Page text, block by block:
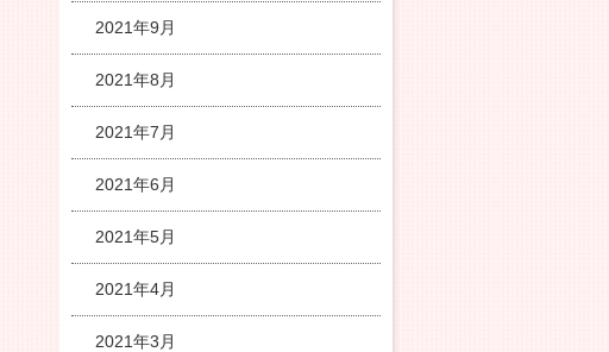
2021年9月
2021年8月
2021年7月
2021年6月
2021年5月
2021年4月
2021年3月